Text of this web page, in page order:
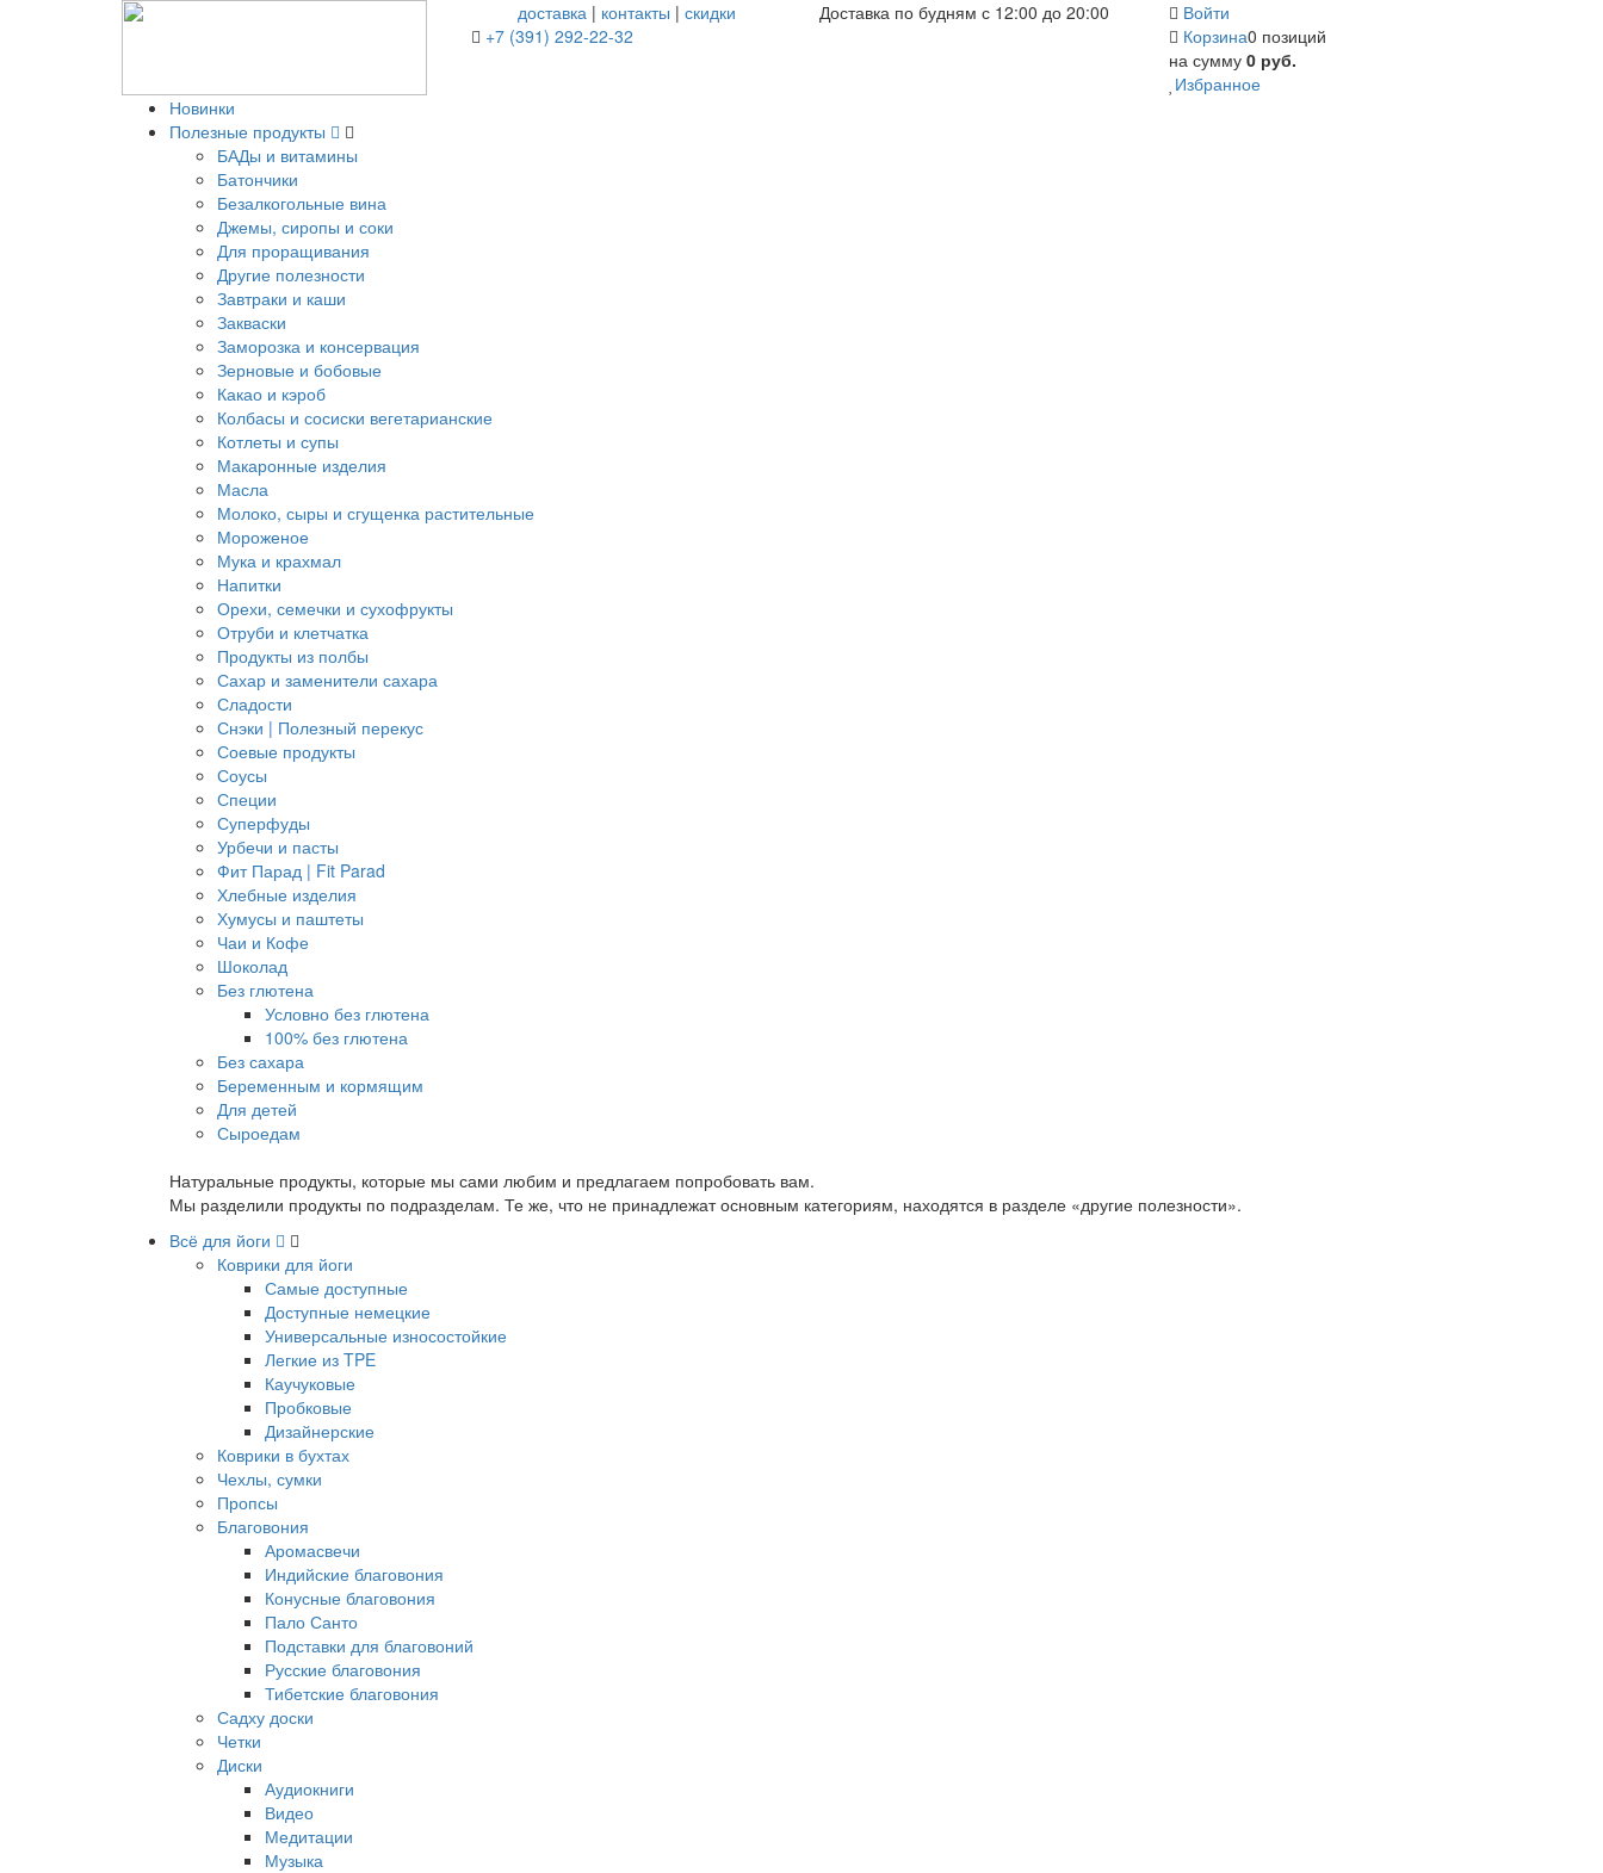
доставка | контакты |скидки
+7 (391) 292-22-32
Доставка по будням с 12:00 до 20:00
Войти
Корзина0 позиций
на сумму 0 руб.
Избранное
Новинки
Полезные продукты
БАДы и витамины
Батончики
Безалкогольные вина
Джемы, сиропы и соки
Для проращивания
Другие полезности
Завтраки и каши
Закваски
Заморозка и консервация
Зерновые и бобовые
Какао и кэроб
Колбасы и сосиски вегетарианские
Котлеты и супы
Макаронные изделия
Масла
Молоко, сыры и сгущенка растительные
Мороженое
Мука и крахмал
Напитки
Орехи, семечки и сухофрукты
Отруби и клетчатка
Продукты из полбы
Сахар и заменители сахара
Сладости
Снэки | Полезный перекус
Соевые продукты
Соусы
Специи
Суперфуды
Урбечи и пасты
Фит Парад | Fit Parad
Хлебные изделия
Хумусы и паштеты
Чаи и Кофе
Шоколад
Без глютена
Условно без глютена
100% без глютена
Без сахара
Беременным и кормящим
Для детей
Сыроедам
Натуральные продукты, которые мы сами любим и предлагаем попробовать вам.
Мы разделили продукты по подразделам. Те же, что не принадлежат основным категориям, находятся в разделе «другие полезности».
Всё для йоги
Коврики для йоги
Самые доступные
Доступные немецкие
Универсальные износостойкие
Легкие из TPE
Каучуковые
Пробковые
Дизайнерские
Коврики в бухтах
Чехлы, сумки
Пропсы
Благовония
Аромасвечи
Индийские благовония
Конусные благовония
Пало Санто
Подставки для благовоний
Русские благовония
Тибетские благовония
Садху доски
Четки
Диски
Аудиокниги
Видео
Медитации
Музыка